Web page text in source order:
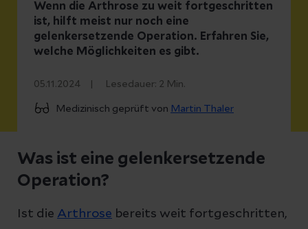
Wenn die Arthrose zu weit fortgeschritten
ist, hilft meist nur noch eine
gelenkersetzende Operation. Erfahren Sie,
welche Möglichkeiten es gibt.
05.11.2024 Lesedauer: 2 Min.
Medizinisch geprüft von Martin Thaler
Was ist eine gelenkersetzende
Operation?
Ist die Arthrose bereits weit fortgeschritten,